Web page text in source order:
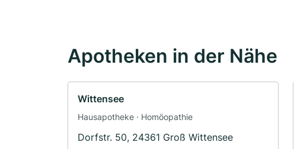
Apotheken in der Nähe
Wittensee
Hausapotheke · Homöopathie
Dorfstr. 50, 24361 Groß Wittensee